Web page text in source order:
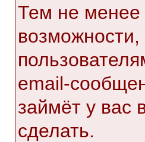
Тем не менее
email-
займёт у вас
сделать.